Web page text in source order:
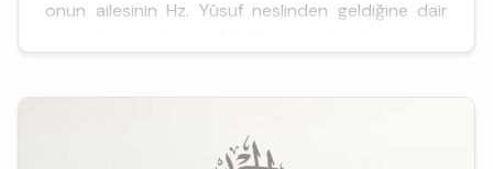
onun ailesinin Hz. Yûsuf neslinden geldiğine dair